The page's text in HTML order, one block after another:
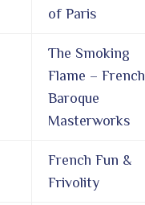
of Paris
The Smoking
Flame – French
Baroque
Masterworks
French Fun &
Frivolity